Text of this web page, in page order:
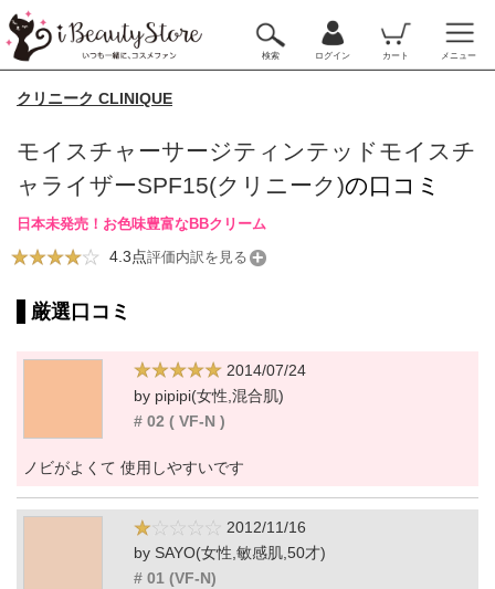
検索 ログイン カート メニュー
クリニーク CLINIQUE
モイスチャーサージティンテッドモイスチ
ャライザーSPF15(クリニーク)の口コミ
日本未発売！お色味豊富なBBクリーム
4.3点評価内訳を見る
厳選口コミ
2014/07/24
by pipipi(女性,混合肌)
# 02 ( VF-N )
ノビがよくて 使用しやすいです
2012/11/16
by SAYO(女性,敏感肌,50才)
# 01 (VF-N)